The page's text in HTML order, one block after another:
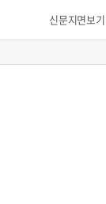
신문지면보기